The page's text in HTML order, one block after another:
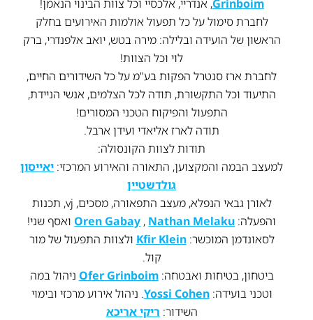
Grinboim, אנדריי, אלכסיי וכל צוות הבינוי הנאמן!
לחברת סימול על כל תפעול אולמות האירועים בחלק
הראשון של הועידה ובלילה: מירה בטש, יואב אלפנדרי, ברק
לוי וכל הצוות!
לחברת ארז סנטרל הפקות בע"מ על כל השידורים החיים,
התיעוד וכל התקשורת, תודה לכל הצלמים, אנשי הניידת,
התפעול והפיקוח הטכני המסורים!
תודה לארז אליאדי ועידן ארבל.
תודות לצוות הקונסולה:
למעצב הבמה והמקצוען, התאורה והאירוע המרכזי: יאייסון
גולדשטיין
לאורן גבאי הנפלא, מעצב התפאורה, מסכים, vj, תכנות
והפעלה:
Oren Gabay , Nathan Melaku
ואסף שני!
לסאונדמן המוכשר:Kfir Klein ולצוות התפעול של מור
קול.
ביטחון, בטיחות ואבטחה:Ofer Grinboim ניהול במה
וטכני בועידה:Yossi Cohen. ניהול אירוע מרכזי ובימוי
השידור: ריקי אריכא